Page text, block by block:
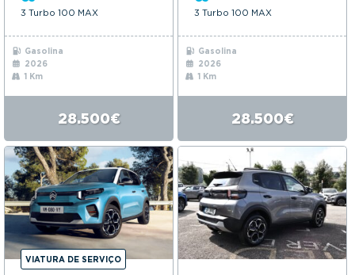
3 Turbo 100 MAX
Gasolina
2026
1 Km
28.500€
3 Turbo 100 MAX
Gasolina
2026
1 Km
28.500€
VIATURA DE SERVIÇO